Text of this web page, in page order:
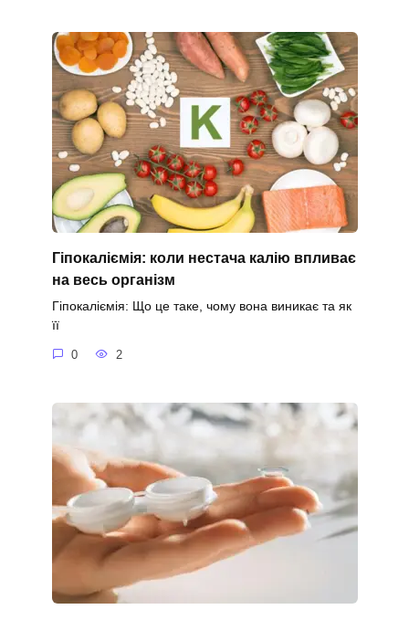
Гіпокаліємія: коли нестача калію впливає
на весь організм
Гіпокаліємія: Що це таке, чому вона виникає та як
її
0 2